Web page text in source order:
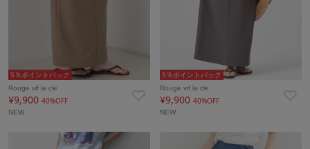
5％ポイントバック
Rouge vif la cle
¥9,900 40%OFF
NEW
5％ポイントバック
Rouge vif la cle
¥9,90040%OFF
NEW